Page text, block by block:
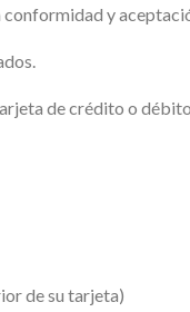
y
de crédito o
de su tarjeta)